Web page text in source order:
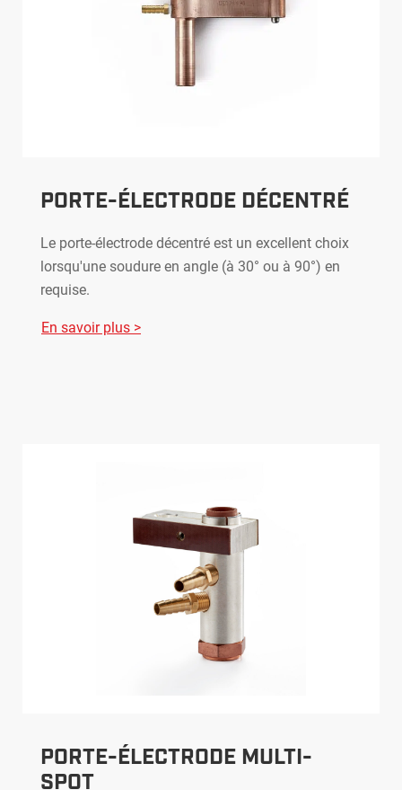
PORTE-ÉLECTRODE DÉCENTRÉ
Le porte-électrode décentré est un excellent choix
lorsqu'une soudure en angle (à 30° ou à 90°) en
requise.
En savoir plus >
PORTE-ÉLECTRODE MULTI-
SPOT